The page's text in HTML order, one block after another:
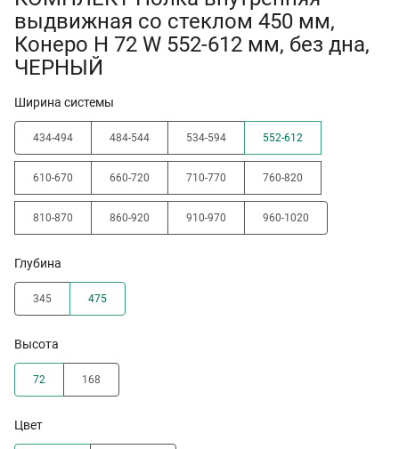
выдвижная со стеклом 450 мм,
Конеро H 72 W 552-612 мм, без дна,
ЧЕРНЫЙ
Ширина системы
434-494 484-544 534-594 552-612
610-670 660-720 710-770 760-820
810-870 860-920 910-970 960-1020
Глубина
345 475
Высота
72 168
Цвет